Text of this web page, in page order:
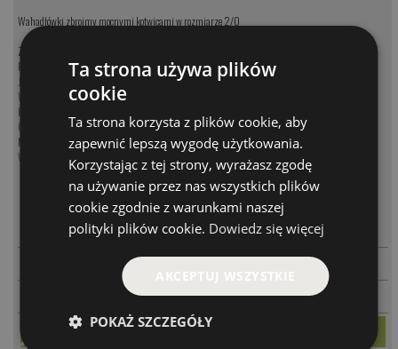
Wahadłówki zbroimy mocnymi kotwicami w rozmiarze 2/0
Zobacz kategorię:
Przynęty na szczupaka
Jerki na szczupaka
Woblery na szczupaka
Koguty na szczupaka
Obrotówki na szczupaka
Muchy na szczupaka
Wahadłówki na szczupaka
CENA
42.00 PLN - + PARAMETRY
42.00 PLN - + PARAMETRY
82.00 PLN - +
Ta strona używa plików
cookie
Ta strona korzysta z plików cookie, aby
zapewnić lepszą wygodę użytkowania.
Korzystając z tej strony, wyrażasz zgodę
na używanie przez nas wszystkich plików
cookie zgodnie z warunkami naszej
polityki plików cookie. Dowiedz się więcej
AKCEPTUJ WSZYSTKIE
POKAŻ SZCZEGÓŁY